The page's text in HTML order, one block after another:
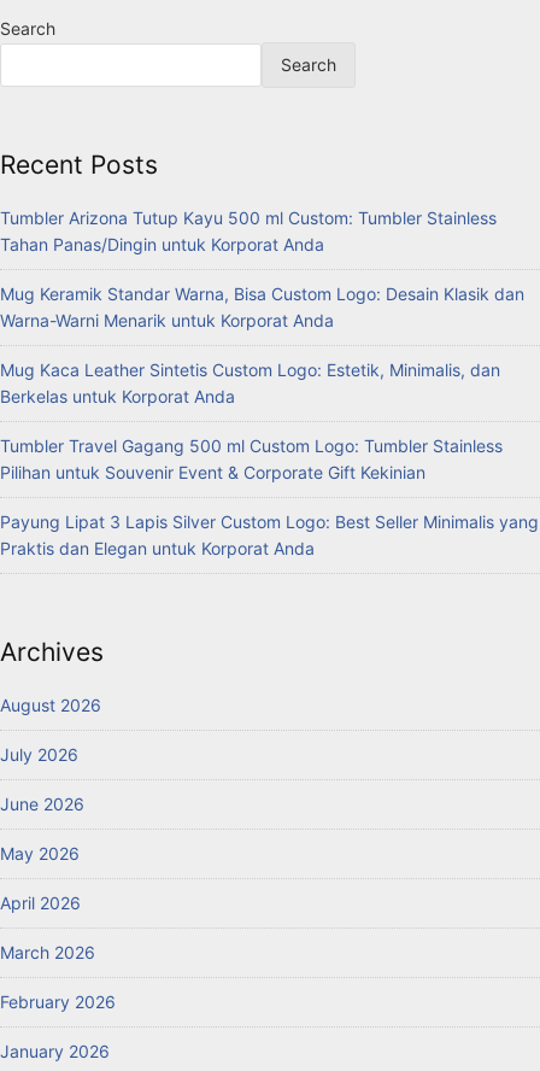
Search
Search
Recent Posts
Tumbler Arizona Tutup Kayu 500 ml Custom: Tumbler Stainless
Tahan Panas/Dingin untuk Korporat Anda
Mug Keramik Standar Warna, Bisa Custom Logo: Desain Klasik dan
Warna-Warni Menarik untuk Korporat Anda
Mug Kaca Leather Sintetis Custom Logo: Estetik, Minimalis, dan
Berkelas untuk Korporat Anda
Tumbler Travel Gagang 500 ml Custom Logo: Tumbler Stainless
Pilihan untuk Souvenir Event & Corporate Gift Kekinian
Payung Lipat 3 Lapis Silver Custom Logo: Best Seller Minimalis yang
Praktis dan Elegan untuk Korporat Anda
Archives
August 2026
July 2026
June 2026
May 2026
April 2026
March 2026
February 2026
January 2026